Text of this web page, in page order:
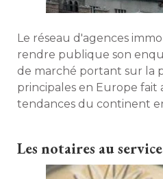
Le réseau d'agences
rendre publique son
de marché portant sur la
principales en Europe fait
tendances du continent
Les notaires au